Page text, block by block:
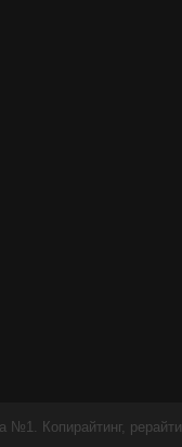
№1. Копирайтинг,